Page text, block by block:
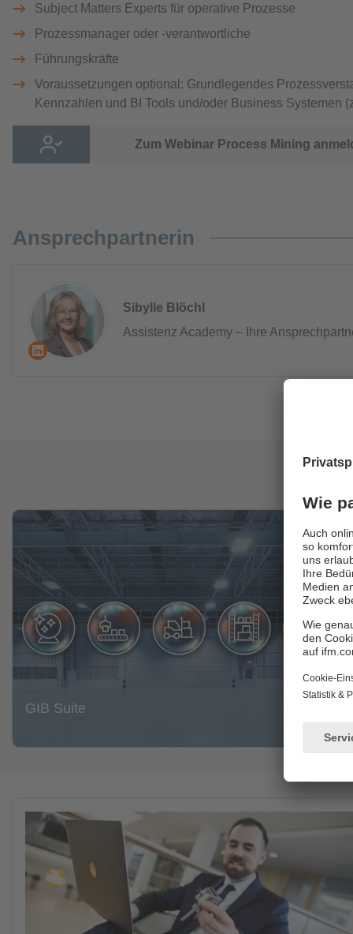
Subject Matters Experts für operative Prozesse
Prozessmanager oder -verantwortliche
Führungskräfte
Voraussetzungen optional: Grundlegendes
Kennzahlen und BI Tools und/oder Business Systemen
Zum Webinar Process Mining
Ansprechpartnerin
Sibylle Blöchl
Assistenz Academy – Ihre
GIB Suite